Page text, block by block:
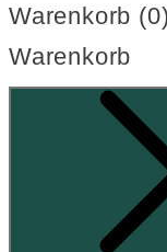
Warenkorb (0)
Warenkorb